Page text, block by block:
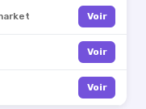
Voir
Voir
Voir